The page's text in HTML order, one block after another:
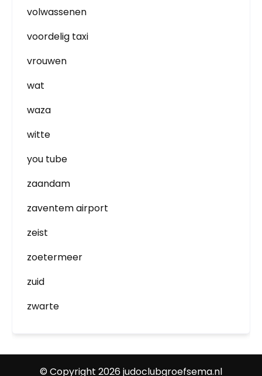
volwassenen
voordelig taxi
vrouwen
wat
waza
witte
you tube
zaandam
zaventem airport
zeist
zoetermeer
zuid
zwarte
© Copyright 2026 judoclubgroefsema.nl